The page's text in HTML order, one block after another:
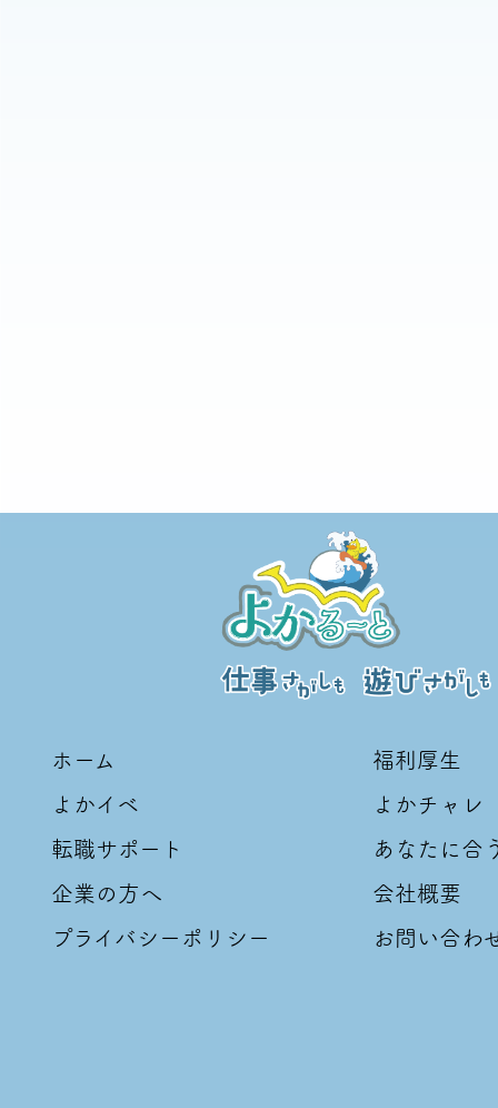
ホーム
福利厚生
よかイベ
よかチャレ
転職サポート
あなたに合
企業の方へ
会社概要
プライバシーポリシー
お問い合わ